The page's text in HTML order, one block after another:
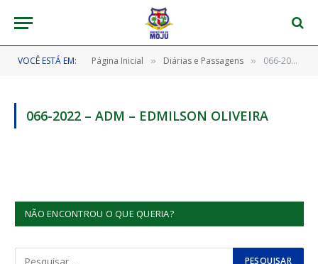
VOCÊ ESTÁ EM: Página Inicial » Diárias e Passagens » 066-2022 – ADM – EDMILSON OLIVEIRA
066-2022 – ADM – EDMILSON OLIVEIRA
NÃO ENCONTROU O QUE QUERIA?